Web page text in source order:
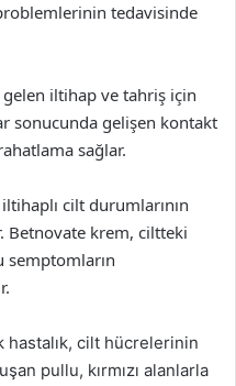
tedavisinde
iltihap ve tahriş için
sonucunda gelişen kontakt
sağlar.
iltihaplı cilt durumlarının
Betnovate krem, ciltteki
semptomların
hastalık, cilt hücrelerinin
pullu, kırmızı alanlarla